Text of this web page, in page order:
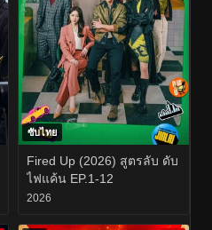
ซับไทย
Fired Up (2026) สูตรลับ ดับ
ไฟแค้น EP.1-12
2026